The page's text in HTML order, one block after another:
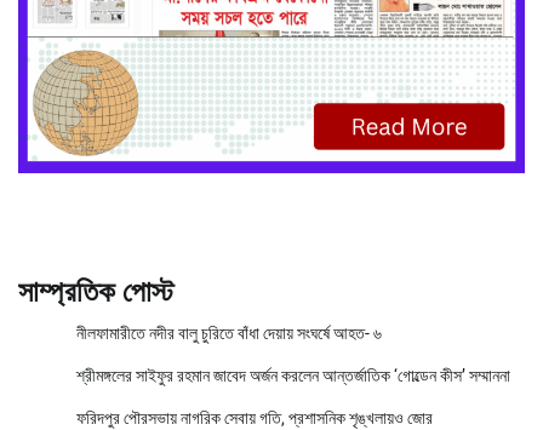
সাম্প্রতিক পোস্ট
নীলফামারীতে নদীর বালু চুরিতে বাঁধা দেয়ায় সংঘর্ষে আহত- ৬
শ্রীমঙ্গলের সাইফুর রহমান জাবেদ অর্জন করলেন আন্তর্জাতিক ‘গোল্ডেন কীস’ সম্মাননা
ফরিদপুর পৌরসভায় নাগরিক সেবায় গতি, প্রশাসনিক শৃঙ্খলায়ও জোর